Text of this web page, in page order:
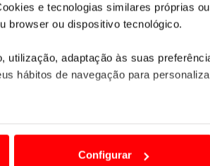
e tecnologias similares próprias
browser ou dispositivo tecnológico.
utilização, adaptação às suas
hábitos de navegação para
Configurar
de direção era de série; não foi
Audi mantinha os travões de disco
unidades do novo Audi